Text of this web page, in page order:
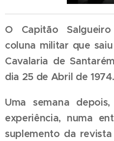
O Capitão
coluna militar que
Cavalaria de
dia 25 de Abril de 1974.
Uma semana
experiência, numa
suplemento da